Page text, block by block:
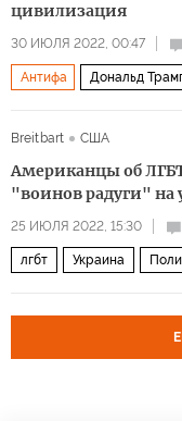
цивилизация
30 ИЮЛЯ 2022, 00:47
Антифа Дональд
Breitbart США
Американцы об
"воинов радуги"
25 ИЮЛЯ 2022, 15:30
лгбт Украина